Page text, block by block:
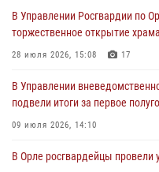
первое полугодие
05 августа 2026, 13:12
совершении противоправных
04 августа 2026, 14:21
04 августа 2026, 14:06
В Управлении Росгвардии по
торжественное открытие храма
28 июля 2026, 15:08 17
В Управлении
подвели итоги за первое
09 июля 2026, 14:10
В Орле росгвардейцы